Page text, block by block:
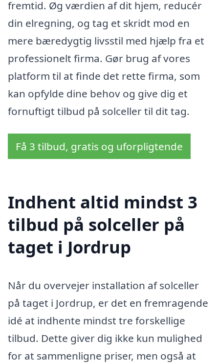
fremtid. Øg værdien af dit hjem, reducér
din elregning, og tag et skridt mod en
mere bæredygtig livsstil med hjælp fra et
professionelt firma. Gør brug af vores
platform til at finde det rette firma, som
kan opfylde dine behov og give dig et
fornuftigt tilbud på solceller til dit tag.
Få 3 tilbud, gratis og uforpligtende
Indhent altid mindst 3
tilbud på solceller på
taget i Jordrup
Når du overvejer installation af solceller
på taget i Jordrup, er det en fremragende
idé at indhente mindst tre forskellige
tilbud. Dette giver dig ikke kun mulighed
for at sammenligne priser, men også at